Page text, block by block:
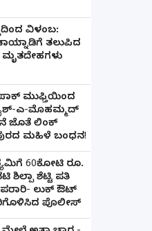
ವಿವಾಹವಾದ
ವಿಳಂಬ:
ತಲುಪಿದ
ಮೃತದೇಹಗಳು
ಮುಫ್ತಿಯಿಂದ
ಎ-ಮೊಹಮ್ಮದ್
ಜೊತೆ ಲಿಂಕ್
ಮಹಿಳೆ ಬಂಧನ!
60ಕೋಟಿ ರೂ.
ಶಿಲ್ಪಾ ಶೆಟ್ಟಿ ಪತಿ
ಪರಾರಿ- ಲುಕ್ ಔಟ್
ಪೊಲೀಸ್